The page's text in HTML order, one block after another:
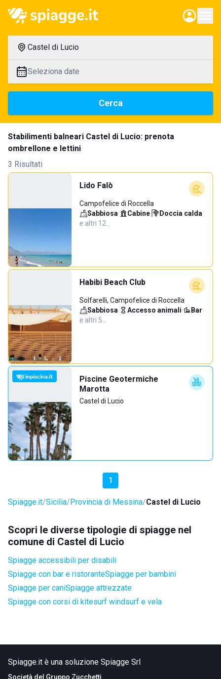
Castel di Lucio
Seleziona date
Cerca
Stabilimenti balneari Castel di Lucio: prenota
ombrellone e lettini
3 Risultati
Lido Falò
Campofelice di Roccella
Sabbiosa· Cabine· Doccia calda·
e altri 12…
Habibi Beach Club
Solfarelli, Campofelice di Roccella
Sabbiosa· Accesso animali· Bar·
e altri 5…
Piscine Geotermiche
Marotta
Castel di Lucio
1
Spiagge.it Sicilia Provincia di Messina Castel di Lucio
Scopri le diverse tipologie di spiagge nel
comune di Castel di Lucio
Spiagge accessibili per disabili
Spiagge con bar e ristoranteSpiagge per bambini
Spiagge per caniSpiagge attrezzate
Spiagge con corsi di kitesurf windsurf e vela
Spiagge.it è una soluzione Spiagge Srl
Società del Gruppo Zucchetti